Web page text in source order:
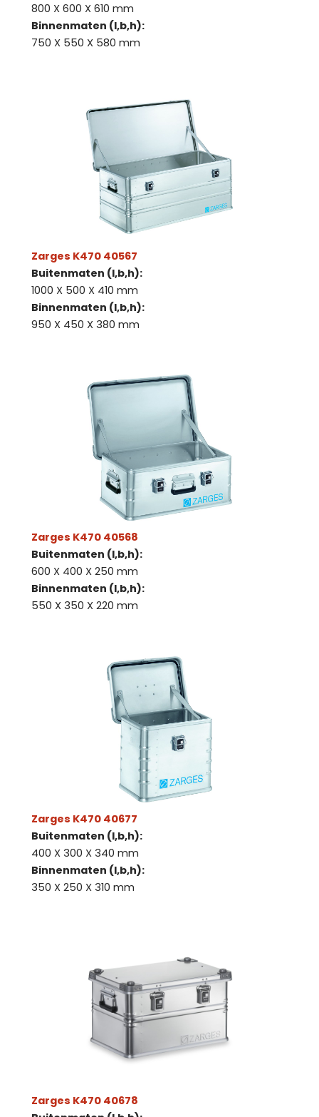
800 X 600 X 610 mm
Binnenmaten (l,b,h):
750 X 550 X 580 mm
Zarges K470 40567
Buitenmaten (l,b,h):
1000 X 500 X 410 mm
Binnenmaten (l,b,h):
950 X 450 X 380 mm
Zarges K470 40568
Buitenmaten (l,b,h):
600 X 400 X 250 mm
Binnenmaten (l,b,h):
550 X 350 X 220 mm
Zarges K470 40677
Buitenmaten (l,b,h):
400 X 300 X 340 mm
Binnenmaten (l,b,h):
350 X 250 X 310 mm
Zarges K470 40678